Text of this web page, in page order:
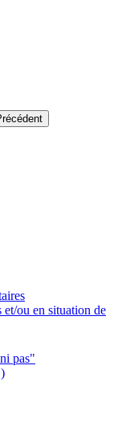
et/ou en situation de
pas"